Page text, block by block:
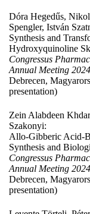
Dóra Hegedűs,
Spengler, István
Synthesis and
Hydroxyquinoline
Congressus
Annual Meeting 2024
Debrecen,
presentation)
Zein Alabdeen
Szakonyi:
Allo-Gibberic Acid-
Synthesis and
Congressus
Annual Meeting 2024
Debrecen,
presentation)